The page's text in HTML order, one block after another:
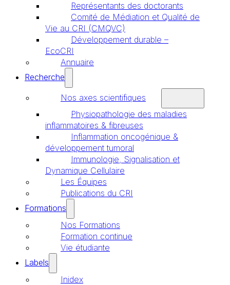
Représentants des doctorants
Comité de Médiation et Qualité de
Vie au CRI (CMQVC)
Développement durable –
EcoCRI
Annuaire
Recherche
Nos axes scientifiques
Physiopathologie des maladies
inflammatoires & fibreuses
Inflammation oncogénique &
développement tumoral
Immunologie, Signalisation et
Dynamique Cellulaire
Les Équipes
Publications du CRI
Formations
Nos Formations
Formation continue
Vie étudiante
Labels
Inidex